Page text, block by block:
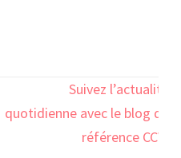
Suivez l’actualité
quotidienne avec le blog de
référence CCW